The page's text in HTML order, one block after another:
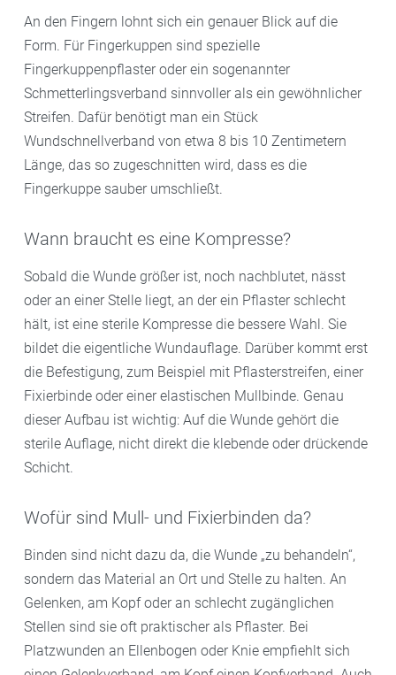
An den Fingern lohnt sich ein genauer Blick auf die
Form. Für Fingerkuppen sind spezielle
Fingerkuppenpflaster oder ein sogenannter
Schmetterlingsverband sinnvoller als ein gewöhnlicher
Streifen. Dafür benötigt man ein Stück
Wundschnellverband von etwa 8 bis 10 Zentimetern
Länge, das so zugeschnitten wird, dass es die
Fingerkuppe sauber umschließt.
Wann braucht es eine Kompresse?
Sobald die Wunde größer ist, noch nachblutet, nässt
oder an einer Stelle liegt, an der ein Pflaster schlecht
hält, ist eine sterile Kompresse die bessere Wahl. Sie
bildet die eigentliche Wundauflage. Darüber kommt erst
die Befestigung, zum Beispiel mit Pflasterstreifen, einer
Fixierbinde oder einer elastischen Mullbinde. Genau
dieser Aufbau ist wichtig: Auf die Wunde gehört die
sterile Auflage, nicht direkt die klebende oder drückende
Schicht.
Wofür sind Mull- und Fixierbinden da?
Binden sind nicht dazu da, die Wunde „zu behandeln“,
sondern das Material an Ort und Stelle zu halten. An
Gelenken, am Kopf oder an schlecht zugänglichen
Stellen sind sie oft praktischer als Pflaster. Bei
Platzwunden an Ellenbogen oder Knie empfiehlt sich